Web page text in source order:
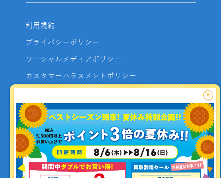
釣り情報を
利用規約
プライバシーポリシー
ソーシャルメディアポリシー
カスタマーハラスメントポリシー
よくあるご質問
お問い合わせ
利用者資金の保全方法
×